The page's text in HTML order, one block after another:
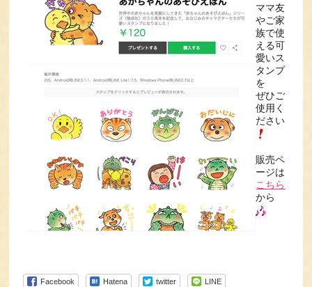
ママ友
やご家
族で使
える可
愛いス
タンプ
を
ぜひご
使用く
ださい
販売ペ
ージは
こちら
から
Facebook Hatena twitter LINE